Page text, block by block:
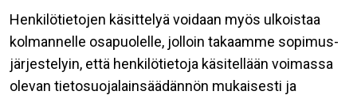
Henkilötietojen käsittelyä voidaan myös ulkoistaa
kolmannelle osapuolelle, jolloin takaamme sopimus-
järjestelyin, että henkilötietoja käsitellään voimassa
olevan tietosuojalainsäädännön mukaisesti ja